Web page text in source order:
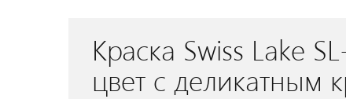
Краска Swiss Lake
цвет с деликатным